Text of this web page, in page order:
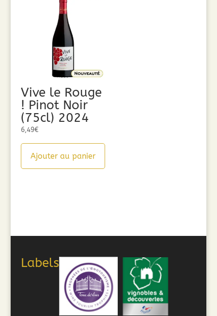
Vive le Rouge
! Pinot Noir
(75cl) 2024
6,49€
Ajouter au panier
Labels